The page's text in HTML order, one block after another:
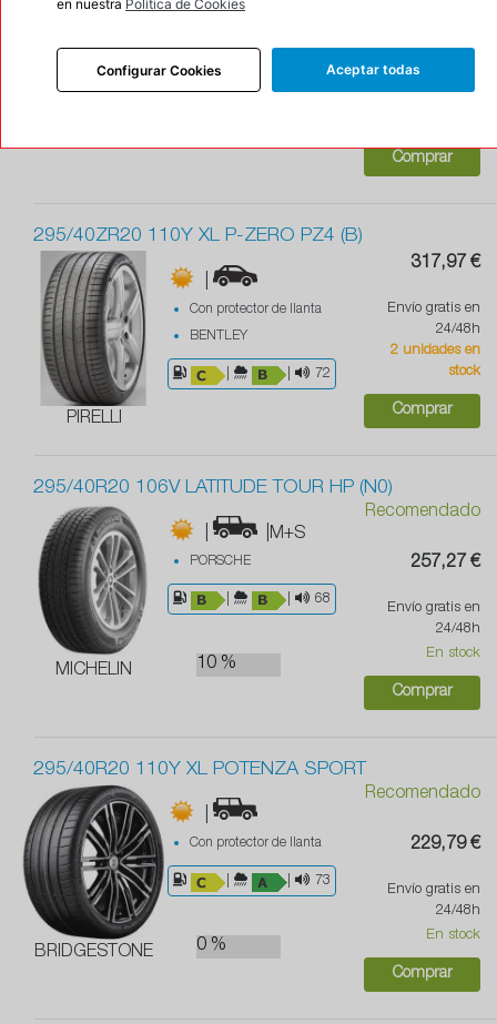
75
Envío gratis en
24/48h
Comprar
295/40ZR20 110Y XL P-ZERO PZ4 (B)
PIRELLI
|
Con protector de llanta
BENTLEY
72
317,97 €
Envío gratis en
24/48h
2 unidades en
stock
Comprar
295/40R20 106V LATITUDE TOUR HP (N0)
MICHELIN
| |M+S
PORSCHE
68
10 %
Recomendado
257,27 €
Envío gratis en
24/48h
En stock
Comprar
295/40R20 110Y XL POTENZA SPORT
BRIDGESTONE
|
Con protector de llanta
73
0 %
Recomendado
229,79 €
Envío gratis en
24/48h
En stock
Comprar
en nuestra Política de Cookies
Configurar Cookies Aceptar todas